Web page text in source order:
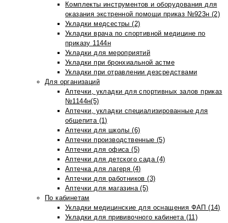
Комплекты инструментов и оборудования для
оказания экстренной помощи приказ №923н (2)
Укладки медсестры (2)
Укладки врача по спортивной медицине по
приказу 1144н
Укладки для мероприятий
Укладки при бронхиальной астме
Укладки при отравлении дезсредствами
Для организаций
Аптечки, укладки для спортивных залов приказ
№1144н(5)
Аптечки, укладки специализированные для
общепита (1)
Аптечки для школы (6)
Аптечки производственные (5)
Аптечки для офиса (5)
Аптечки для детского сада (4)
Аптечка для лагеря (4)
Аптечки для работников (3)
Аптечки для магазина (5)
По кабинетам
Укладки медицинские для оснащения ФАП (14)
Укладки для прививочного кабинета (11)